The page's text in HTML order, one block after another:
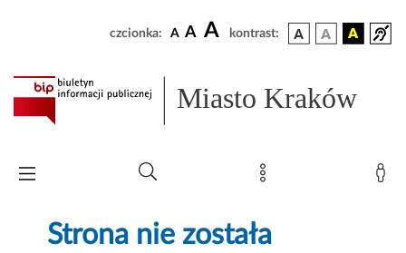
czcionka: A A A kontrast:
Miasto Kraków
Strona nie została